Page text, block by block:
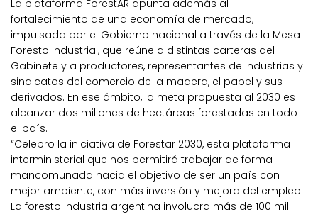
La plataforma ForestAR apunta además al
fortalecimiento de una economía de mercado,
impulsada por el Gobierno nacional a través de la Mesa
Foresto Industrial, que reúne a distintas carteras del
Gabinete y a productores, representantes de industrias y
sindicatos del comercio de la madera, el papel y sus
derivados. En ese ámbito, la meta propuesta al 2030 es
alcanzar dos millones de hectáreas forestadas en todo
el país.
“Celebro la iniciativa de Forestar 2030, esta plataforma
interministerial que nos permitirá trabajar de forma
mancomunada hacia el objetivo de ser un país con
mejor ambiente, con más inversión y mejora del empleo.
La foresto industria argentina involucra más de 100 mil